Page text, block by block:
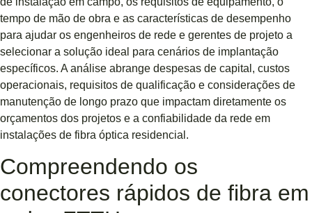
tempo de mão de obra e as características de desempenho
para ajudar os engenheiros de rede e gerentes de projeto a
selecionar a solução ideal para cenários de implantação
específicos. A análise abrange despesas de capital, custos
operacionais, requisitos de qualificação e considerações de
manutenção de longo prazo que impactam diretamente os
orçamentos dos projetos e a confiabilidade da rede em
instalações de fibra óptica residencial.
Compreendendo os
conectores rápidos de fibra em